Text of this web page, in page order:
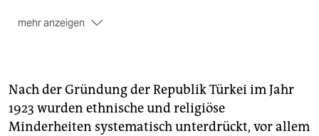
mehr anzeigen
Kirmanckî – auch „Zaza“ ge­nannt. Offizielle Zahlen zur
Anzahl von Ale­vit:in­nen in der Türkei gibt es nicht;
Schätzungen gehen davon aus, dass 10 bis 20
Prozent der türkischen Bevölkerung alevitisch ist.
Nach der Gründung der Republik Türkei im Jahr
1923 wurden ethnische und religiöse
Minderheiten systematisch unterdrückt, vor allem